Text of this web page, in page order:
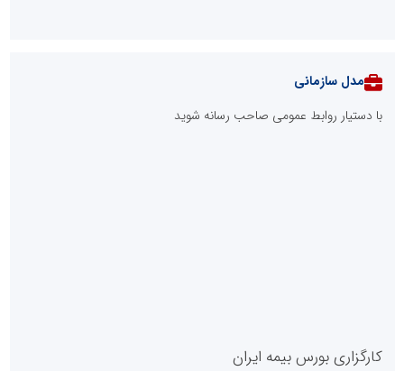
مدل سازمانی
با دستیار روابط عمومی صاحب رسانه شوید
کارگزاری بورس بیمه ایران